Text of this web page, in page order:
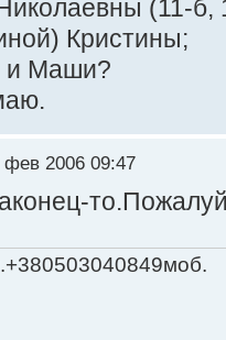
(11-б,
Кристины;
и Маши?
фев 2006 09:47